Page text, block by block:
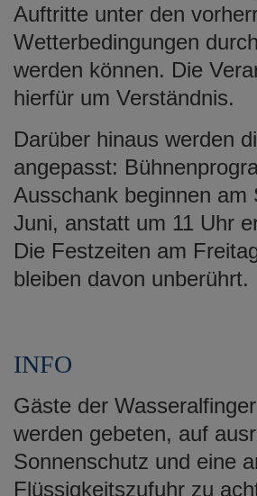
Auftritte unter den
Wetterbedingungen
werden können. Die
hierfür um Verständnis.
Darüber hinaus werden
angepasst:
Ausschank beginnen am
Juni, anstatt um 11 Uhr
Die Festzeiten am
bleiben davon unberührt.
INFO
Gäste der
werden gebeten, auf
Sonnenschutz und eine
Flüssigkeitszufuhr zu